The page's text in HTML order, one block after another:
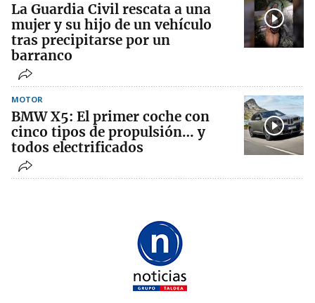
La Guardia Civil rescata a una
mujer y su hijo de un vehículo
tras precipitarse por un
barranco
MOTOR
BMW X5: El primer coche con
cinco tipos de propulsión… y
todos electrificados